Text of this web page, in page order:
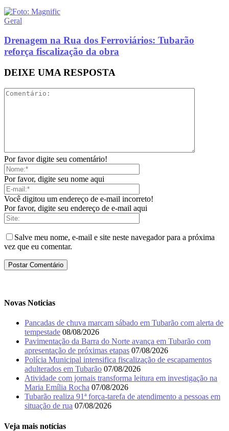
Geral
Drenagem na Rua dos Ferroviários: Tubarão
reforça fiscalização da obra
DEIXE UMA RESPOSTA
Por favor digite seu comentário!
Por favor, digite seu nome aqui
Você digitou um endereço de e-mail incorreto!
Por favor, digite seu endereço de e-mail aqui
Salve meu nome, e-mail e site neste navegador para a próxima
vez que eu comentar.
Novas Noticias
Pancadas de chuva marcam sábado em Tubarão com alerta de
tempestade 08/08/2026
Pavimentação da Barra do Norte avança em Tubarão com
apresentação de próximas etapas 07/08/2026
Polícia Municipal intensifica fiscalização de escapamentos
adulterados em Tubarão 07/08/2026
Atividade com jornais transforma leitura em investigação na
Maria Emília Rocha 07/08/2026
Tubarão realiza 91ª força-tarefa de atendimento a pessoas em
situação de rua 07/08/2026
Veja mais notícias